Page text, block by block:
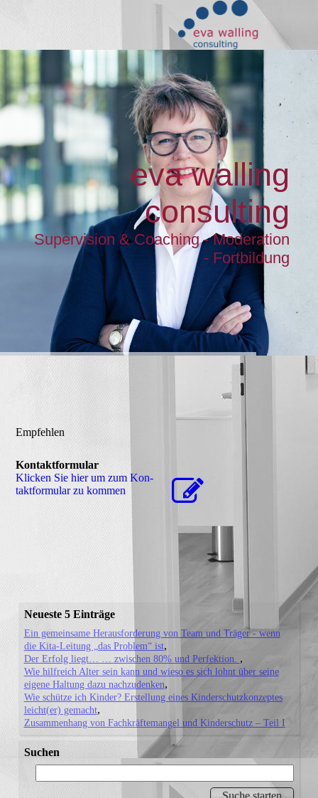
eva walling
consulting
Supervision & Coaching - Moderation
- Fortbildung
Empfehlen
Kontaktformular
Klicken Sie hier um zum Kon­
takt­for­mu­lar zu kommen
Neueste 5 Einträge
Ein gemeinsame Herausforderung von Team und Träger - wenn
die Kita-Leitung „das Problem“ ist
Der Erfolg liegt… … zwischen 80% und Perfektion.
Wie hilfreich Alter sein kann und wieso es sich lohnt über seine
eigene Haltung dazu nachzudenken
Wie schütze ich Kinder? Erstellung eines Kinderschutzkonzeptes
leicht(er) gemacht
Zusammenhang von Fachkräftemangel und Kinderschutz – Teil I
Suchen